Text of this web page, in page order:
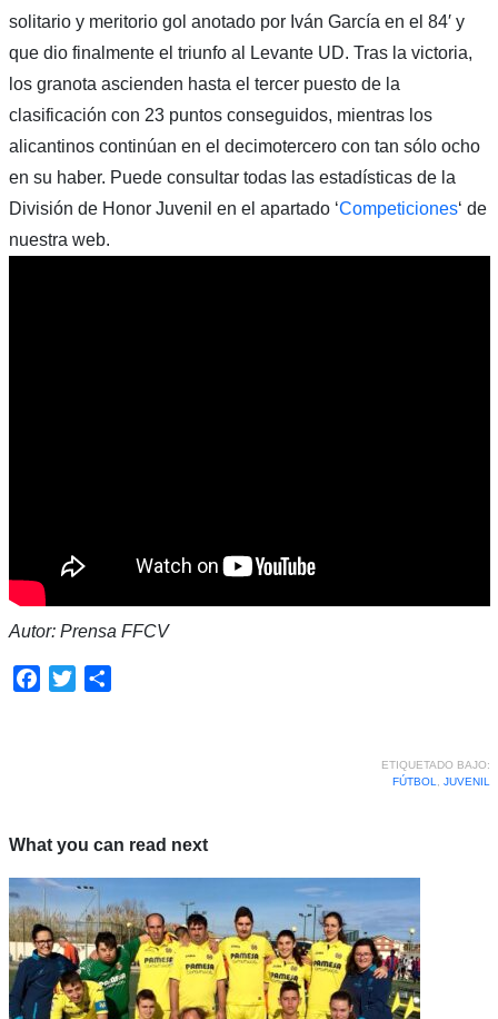
solitario y meritorio gol anotado por Iván García en el 84′ y
que dio finalmente el triunfo al Levante UD. Tras la victoria,
los granota ascienden hasta el tercer puesto de la
clasificación con 23 puntos conseguidos, mientras los
alicantinos continúan en el decimotercero con tan sólo ocho
en su haber. Puede consultar todas las estadísticas de la
División de Honor Juvenil en el apartado ‘Competiciones‘ de
nuestra web.
Autor: Prensa FFCV
Facebook
Twitter
ETIQUETADO BAJO:
FÚTBOL
JUVENIL
What you can read next